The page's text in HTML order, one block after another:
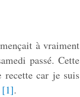
à vraiment
passé. Cette
recette car je suis
[1].